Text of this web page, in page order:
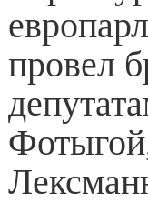
провел